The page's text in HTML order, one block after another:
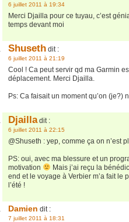
6 juillet 2011 à 19:34
Merci Djailla pour ce tuyau, c’est
temps devant moi
Shuseth dit :
6 juillet 2011 à 21:19
Cool ! Ca peut servir qd ma Garmin
déplacement. Merci Djailla.
Ps: Ca faisait un moment qu’on (je?)
Djailladit :
6 juillet 2011 à 22:15
@Shuseth : yep, comme ça on n’est
PS: oui, avec ma blessure et un
motivation
Mais j’ai reçu la
end et le voyage à Verbier m’a fait le
l’été !
Damien dit :
7 juillet 2011 à 18:31